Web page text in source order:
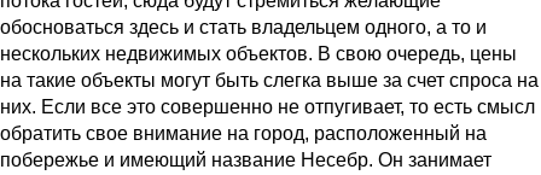
обосноваться здесь и стать владельцем одного, а то и
нескольких недвижимых объектов. В свою очередь, цены
на такие объекты могут быть слегка выше за счет спроса на
них. Если все это совершенно не отпугивает, то есть смысл
обратить свое внимание на город, расположенный на
побережье и имеющий название Несебр. Он занимает